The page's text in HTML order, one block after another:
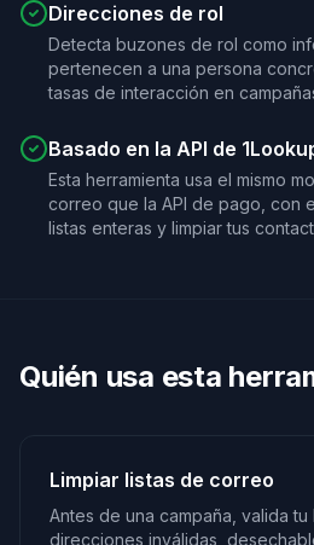
Direcciones de rol
Detecta buzones de rol como
pertenecen a una persona
tasas de interacción en
Basado en la API de
Esta herramienta usa el mismo
correo que la API de pago, con
listas enteras y limpiar tus
Quién usa esta
Limpiar listas de correo
Antes de una campaña, valida tu
direcciones inválidas,